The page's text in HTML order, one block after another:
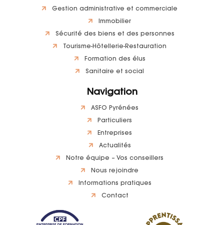
Gestion administrative et commerciale
Immobilier
Sécurité des biens et des personnes
Tourisme-Hôtellerie-Restauration
Formation des élus
Sanitaire et social
Navigation
ASFO Pyrénées
Particuliers
Entreprises
Actualités
Notre équipe – Vos conseillers
Nous rejoindre
Informations pratiques
Contact